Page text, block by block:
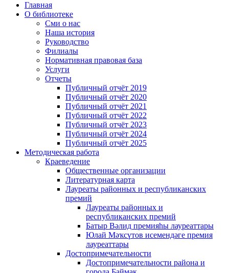
Главная
О библиотеке
Сми о нас
Наша история
Руководство
Филиалы
Нормативная правовая база
Услуги
Отчеты
Публичный отчёт 2019
Публичный отчёт 2020
Публичный отчёт 2021
Публичный отчёт 2022
Публичный отчёт 2023
Публичный отчёт 2024
Публичный отчёт 2025
Методическая работа
Краеведение
Общественные организации
Литературная карта
Лауреаты районных и республиканских
премий
Лауреаты районных и
республиканских премий
Батыр Вәлид премияһы лауреаттары
Юлай Мәҡсүтов исемендәге премия
лауреаттары
Достопримечательности
Достопримечательности района и